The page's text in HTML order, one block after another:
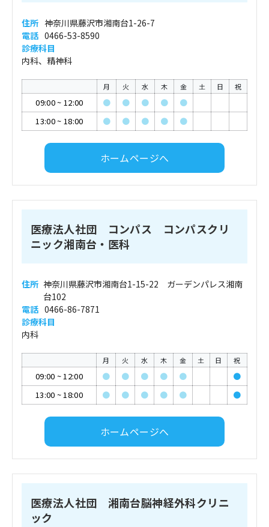
住所 神奈川県藤沢市湘南台1-26-7
電話 0466-53-8590
診療科目
内科、精神科
月 火 水 木 金 土 日 祝
09:00~ 12:00 ● ● ● ●
●
13:00~ 18:00 ● ● ● ● ●
ホームページへ
医療法人社団 コンパス コンパスクリ
ニック湘南台・医科
住所 神奈川県藤沢市湘南台1-15-22 ガーデンパレス湘南
台102
電話 0466-86-7871
診療科目
内科
月 火 水 木 金 土 日 祝
09:00 ~12:00 ● ● ● ● ●
●
13:00 ~18:00 ● ● ● ● ● ●
ホームページへ
医療法人社団 湘南台脳神経外科クリニ
ック